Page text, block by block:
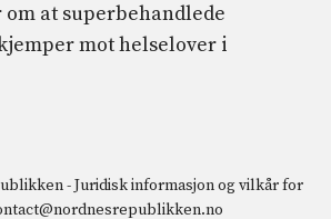
om at superbehandlede
mot helselover i
-Juridisk informasjon og vilkår for